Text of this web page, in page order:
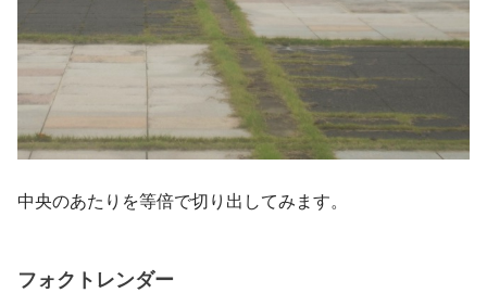
中央のあたりを等倍で切り出してみます。
フォクトレンダー